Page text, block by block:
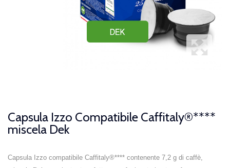
Capsula Izzo Compatibile Caffitaly®****
miscela Dek
Capsula Izzo compatibile Caffitaly®**** contenente 7,2 g di caffè,